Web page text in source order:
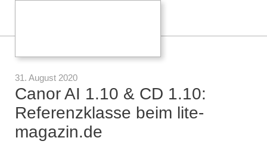
31. August 2020
Canor AI 1.10 & CD 1.10:
Referenzklasse beim lite-
magazin.de